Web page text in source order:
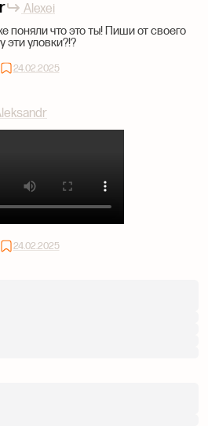
Alexei
поняли что это ты! Пиши от своего
эти уловки?!?
24.02.2025
24.02.2025